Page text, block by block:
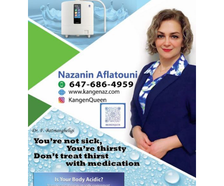
پویایی بازار خودروهای برقی کانادا:
بخش حمل و نقل انتشار گازهای گلخانه ای در کانادا – انجمن
سازندگان قطعات خودرو. (APMA)، یک انجمن تجاری که نماینده
تولیدکنندگان قطعات خودروی کانادایی است، روند خودروهای
الکتریکی را پذیرفته است. این سازمان مسئول پروژه Arrow را
رهبری می کند، پروژه ای برای ایجاد آنچه که اولین خودروی